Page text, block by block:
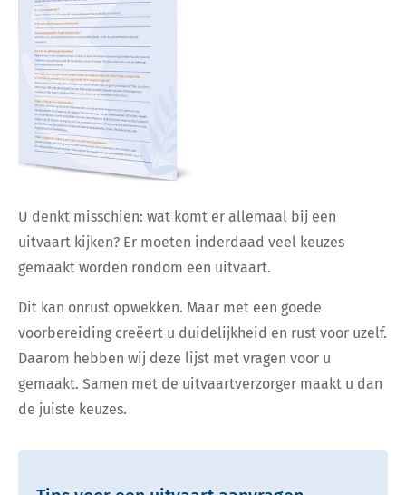
U denkt misschien: wat komt er allemaal bij een
uitvaart kijken? Er moeten inderdaad veel keuzes
gemaakt worden rondom een uitvaart.
Dit kan onrust opwekken. Maar met een goede
voorbereiding creëert u duidelijkheid en rust voor uzelf.
Daarom hebben wij deze lijst met vragen voor u
gemaakt. Samen met de uitvaartverzorger maakt u dan
de juiste keuzes.